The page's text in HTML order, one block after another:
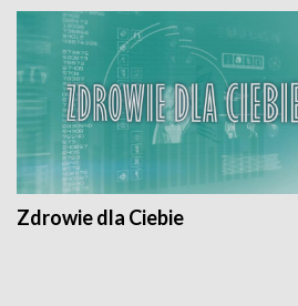
Zdrowie dla Ciebie